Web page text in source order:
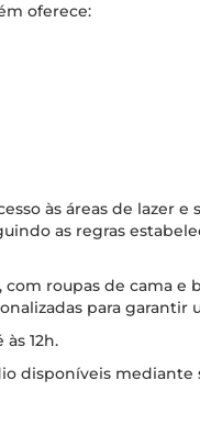
oferece:
às áreas de lazer e
as regras
roupas de cama e
para garantir
12h.
disponíveis mediante